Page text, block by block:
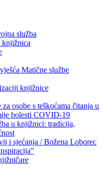
služba
knjižnica
Matične službe
knjižnice
osobe s teškoćama čitanja u
bolesti COVID-19
u knjižnici: tradicija,
i sjećanja / Božena Loborec